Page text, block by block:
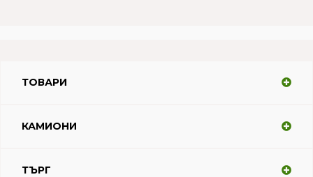
ТОВАРИ
КАМИОНИ
ТЪРГ